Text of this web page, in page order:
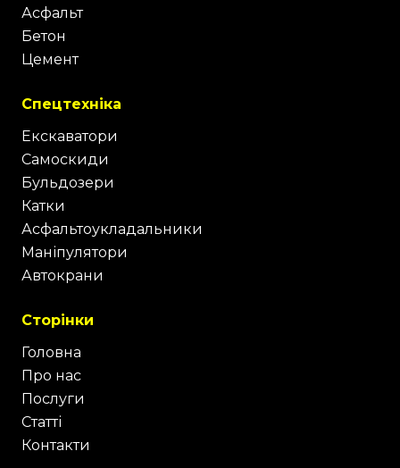
Асфальт
Бетон
Цемент
Спецтехніка
Екскаватори
Самоскиди
Бульдозери
Катки
Асфальтоукладальники
Маніпулятори
Автокрани
Сторінки
Головна
Про нас
Послуги
Статті
Контакти